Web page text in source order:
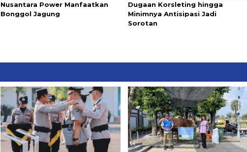
Nusantara Power Manfaatkan
Bonggol Jagung
Dugaan Korsleting hingga
Minimnya Antisipasi Jadi
Sorotan